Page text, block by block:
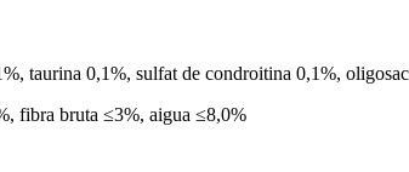
taurina 0,1%, sulfat de condroitina 0,1%,
fibra bruta ≤3%, aigua ≤8,0%